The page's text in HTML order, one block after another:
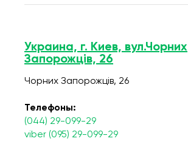
Украина, г. Киев, вул.Чорних
Запорожців, 26
Чорних Запорожців, 26
Телефоны:
(044) 29-099-29
viber (095) 29-099-29